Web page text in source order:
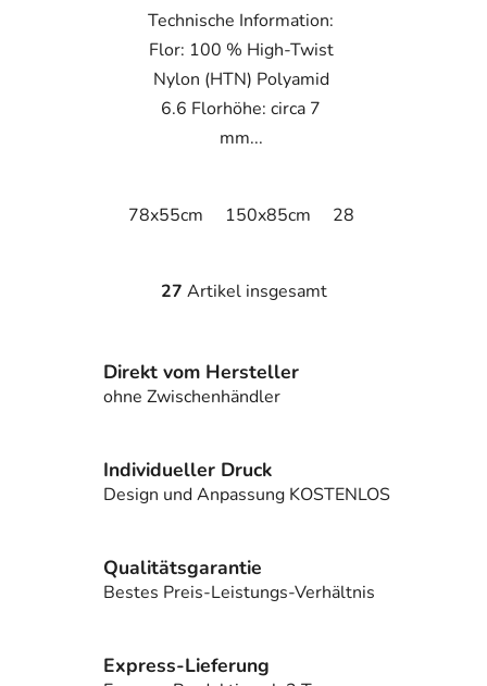
Technische Information:
Flor: 100 % High-Twist
Nylon (HTN) Polyamid
6.6 Florhöhe: circa 7
mm...
78x55cm 150x85cm 285x85cm
S
u
e
l
e
n
t
e
27 Artikel insgesamt
Direkt vom Hersteller
ohne Zwischenhändler
Individueller Druck
Design und Anpassung KOSTENLOS
Qualitätsgarantie
Bestes Preis-Leistungs-Verhältnis
Express-Lieferung